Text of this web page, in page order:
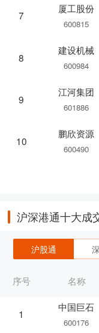
7
厦工股份
600815
8
建设机械
600984
9
江河集团
601886
10
鹏欣资源
600490
沪深港通十大成
沪股通
序号 名称
1
中国巨石
600176